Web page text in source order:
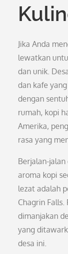
Jika Anda
lewatkan
dan unik.
dan kafe
dengan
rumah, kopi
Amerika,
rasa yang
Berjalan-
aroma kopi
lezat adalah
Chagrin
dimanjakan
yang
desa ini.